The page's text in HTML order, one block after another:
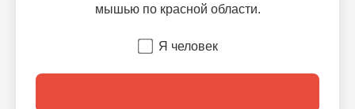
мышью по красной области.
Я человек